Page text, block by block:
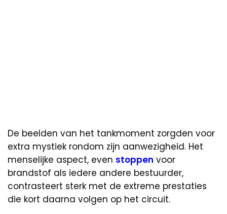
De beelden van het tankmoment zorgden voor
extra mystiek rondom zijn aanwezigheid. Het
menselijke aspect, even stoppen voor
brandstof als iedere andere bestuurder,
contrasteert sterk met de extreme prestaties
die kort daarna volgen op het circuit.